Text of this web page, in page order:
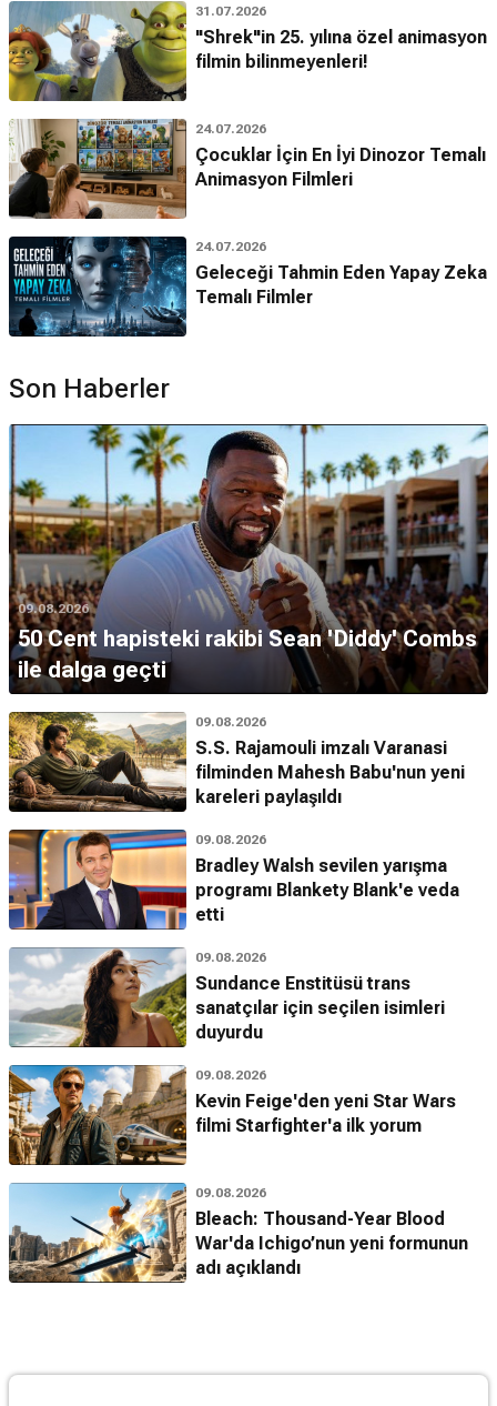
31.07.2026
"Shrek"in 25. yılına özel animasyon
filmin bilinmeyenleri!
24.07.2026
Çocuklar İçin En İyi Dinozor Temalı
Animasyon Filmleri
24.07.2026
Geleceği Tahmin Eden Yapay Zeka
Temalı Filmler
Son Haberler
09.08.2026
50 Cent hapisteki rakibi Sean 'Diddy' Combs
ile dalga geçti
09.08.2026
S.S. Rajamouli imzalı Varanasi
filminden Mahesh Babu'nun yeni
kareleri paylaşıldı
09.08.2026
Bradley Walsh sevilen yarışma
programı Blankety Blank'e veda
etti
09.08.2026
Sundance Enstitüsü trans
sanatçılar için seçilen isimleri
duyurdu
09.08.2026
Kevin Feige'den yeni Star Wars
filmi Starfighter'a ilk yorum
09.08.2026
Bleach: Thousand-Year Blood
War'da Ichigo’nun yeni formunun
adı açıklandı